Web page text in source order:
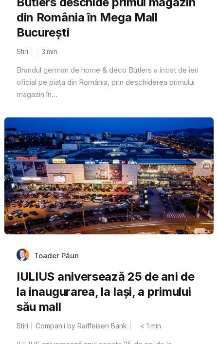
din România în Mega Mall
București
Stiri 3 min
Brandul german de home & deco Butlers a intrat de ieri
oficial pe piața din România, prin deschiderea primului
magazin în...
Toader Păun
IULIUS aniversează 25 de ani de
la inaugurarea, la Iași, a primului
său mall
Stiri Companii by Raiffeisen Bank < 1 min